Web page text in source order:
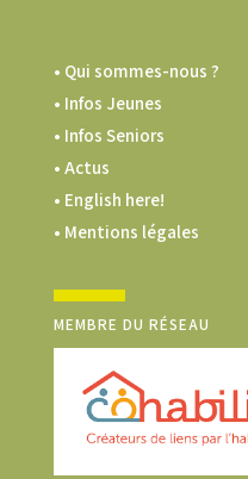
• Qui sommes-nous ?
• Infos Jeunes
• Infos Seniors
• Actus
• English here!
• Mentions légales
MEMBRE DU RÉSEAU